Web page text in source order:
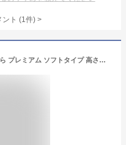
ト (1件) >
【新版枕】みんまく みんなのまくら プレミアム ソフトタイプ 高さ調節 洗える 洗濯可能 快眠 睡眠 蒸れない プレゼント ギフト 贈り物 誕生日 母の日 父の日 敬老の日 じぶんまくら（FBA出荷）